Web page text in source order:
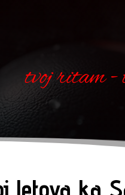
tvoj ritam -
letova ka